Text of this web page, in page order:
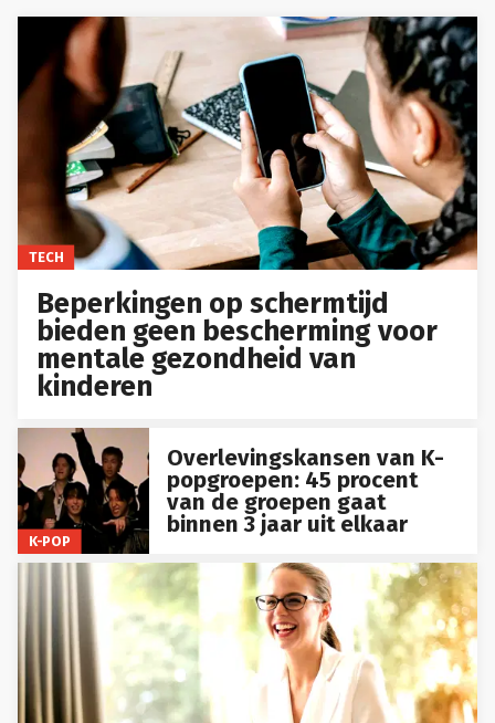
TECH
Beperkingen op schermtijd
bieden geen bescherming voor
mentale gezondheid van
kinderen
K-POP
Overlevingskansen van K-
popgroepen: 45 procent
van de groepen gaat
binnen 3 jaar uit elkaar